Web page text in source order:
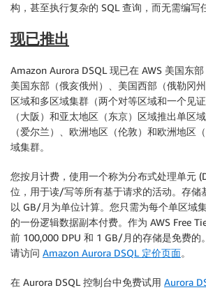
构，甚至执行复杂的 SQL 查询，而无需编写
现已推出
Amazon Aurora DSQL 现已在 AWS 美国东部
美国东部（俄亥俄州）、美国西部（俄勒冈
区域和多区域集群（两个对等区域和一个见
（大阪）和亚太地区（东京）区域推出单区
（爱尔兰）、欧洲地区（伦敦）和欧洲地区
域集群。
您按月计费，使用一个称为分布式处理单元
位，用于读/写等所有基于请求的活动。存储
以 GB/月为单位计算。您只需为每个单区域
的一份逻辑数据副本付费。作为 AWS Free
前 100,000 DPU 和 1 GB/月的存储是免费的
请访问 Amazon Aurora DSQL 定价页面。
在 Aurora DSQL 控制台中免费试用 Aurora